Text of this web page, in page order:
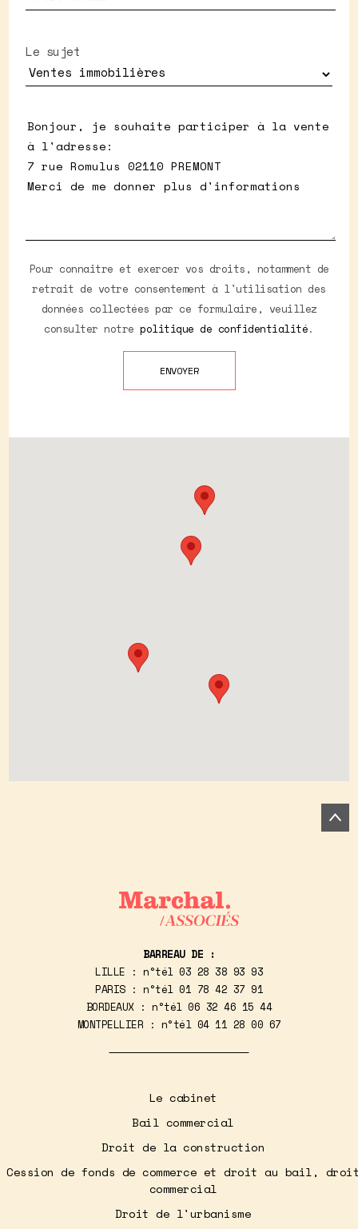
Le sujet
Pour connaitre et exercer vos droits, notamment de
retrait de votre consentement à l'utilisation des
données collectées par ce formulaire, veuillez
consulter notrepolitique de confidentialité.
BARREAU DE :
LILLE : n°tél 03 28 38 93 93
PARIS : n°tél 01 78 42 37 91
BORDEAUX : n°tél06 32 46 15 44
MONTPELLIER : n°tél 04 11 28 00 67
Le cabinet
Bail commercial
Droit de la construction
Cession de fonds de commerce et droit au bail,
commercial
Droit de l'urbanisme